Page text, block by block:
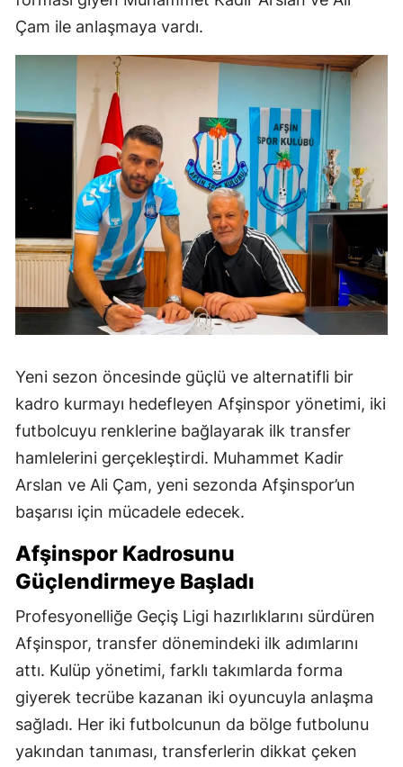
Çam ile anlaşmaya vardı.
Yeni sezon öncesinde güçlü ve alternatifli bir
kadro kurmayı hedefleyen Afşinspor yönetimi, iki
futbolcuyu renklerine bağlayarak ilk transfer
hamlelerini gerçekleştirdi. Muhammet Kadir
Arslan ve Ali Çam, yeni sezonda Afşinspor’un
başarısı için mücadele edecek.
Afşinspor Kadrosunu
Güçlendirmeye Başladı
Profesyonelliğe Geçiş Ligi hazırlıklarını sürdüren
Afşinspor, transfer dönemindeki ilk adımlarını
attı. Kulüp yönetimi, farklı takımlarda forma
giyerek tecrübe kazanan iki oyuncuyla anlaşma
sağladı. Her iki futbolcunun da bölge futbolunu
yakından tanıması, transferlerin dikkat çeken